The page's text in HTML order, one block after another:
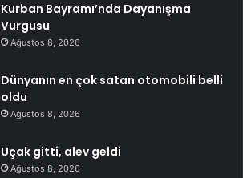
Kurban Bayramı’nda Dayanışma
Vurgusu
Ağustos 8, 2026
Dünyanın en çok satan otomobili belli
oldu
Ağustos 8, 2026
Uçak gitti, alev geldi
Ağustos 8, 2026